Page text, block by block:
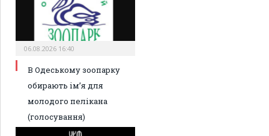
06.08.2026 16:40
В Одеському зоопарку
обирають ім’я для
молодого пелікана
(голосування)